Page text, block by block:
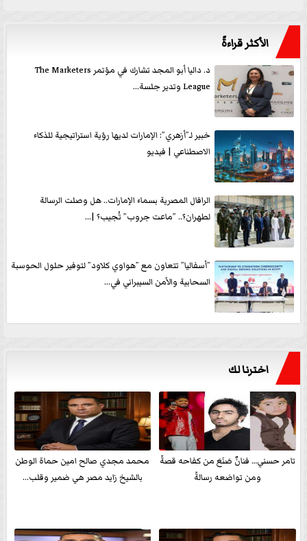
الأكثر قراءةً
د. داليا أبو المجد تشارك في مؤتمر The Marketers
League وتدير جلسة...
خبير لـ”أزهري”: الإمارات لديها رؤية استراتيجية للذكاء
الاصطناعي | فيديو
الرافال المصرية بسماء الإمارات.. هل وصلت الرسالة
لطهران؟.. ”ماعت جروب” تُجيب؟ |...
”أسفاليا” تتعاون مع ”هواوي كلاود” لتوفير حلول الحوسبة
السحابية والأمن السيبراني في...
اخترنا لك
تامر حسني… فنانٌ صَنَعَ من كفاحه قصةً
ومن تواضعه رسالةً
محمد مجدي صالح امين حماة الوطن
بالشيخ زايد مصر هي ضمير وقلب...